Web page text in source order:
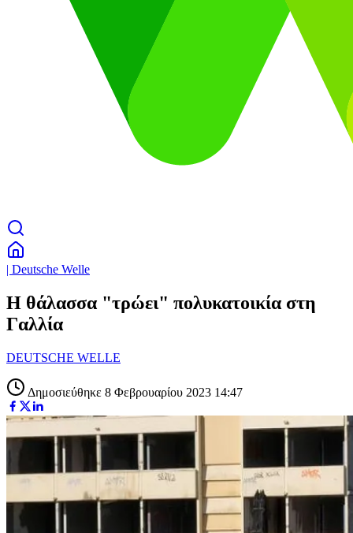
| Deutsche Welle
Η θάλασσα "τρώει" πολυκατοικία στη
Γαλλία
DEUTSCHE WELLE
Δημοσιεύθηκε 8 Φεβρουαρίου 2023 14:47